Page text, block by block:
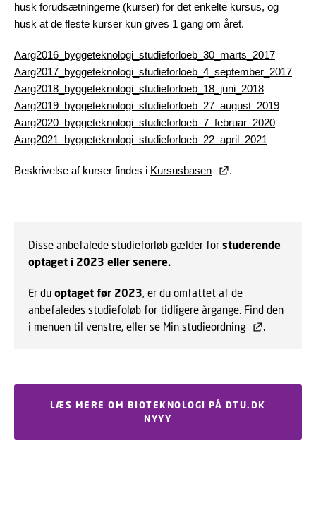
husk forudsætningerne (kurser) for det enkelte kursus, og
husk at de fleste kurser kun gives 1 gang om året.
Aarg2016_byggeteknologi_studieforloeb_30_marts_2017
Aarg2017_byggeteknologi_studieforloeb_4_september_2017
Aarg2018_byggeteknologi_studieforloeb_18_juni_2018
Aarg2019_byggeteknologi_studieforloeb_27_august_2019
Aarg2020_byggeteknologi_studieforloeb_7_februar_2020
Aarg2021_byggeteknologi_studieforloeb_22_april_2021
Beskrivelse af kurser findes i Kursusbasen .
Disse anbefalede studieforløb gælder for studerende
optaget i 2023 eller senere.
Er du optaget før 2023, er du omfattet af de
anbefaledes studiefoløb for tidligere årgange. Find den
i menuen til venstre, eller se Min studieordning .
LÆS MERE OM BIOTEKNOLOGI PÅ DTU.DK
NYYY